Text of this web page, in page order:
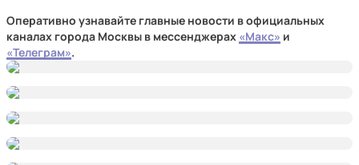
Оперативно узнавайте главные новости в официальных
каналах города Москвы в мессенджерах «Макс» и
«Телеграм».